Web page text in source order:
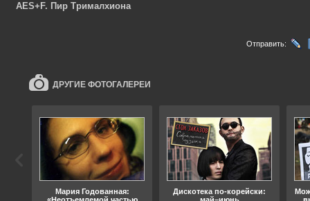
AES+F. Пир Трималхиона
Отправить:
ДРУГИЕ ФОТОГАЛЕРЕИ
Мария Годованная:
Дискотека по-корейски: